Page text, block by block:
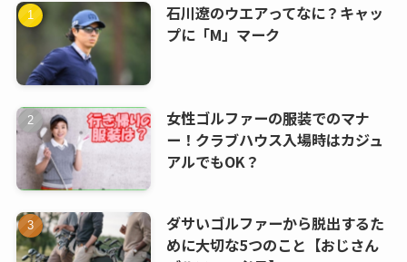
石川遼のウエアってなに？キャッ
プに「M」マーク
女性ゴルファーの服装でのマナ
ー！クラブハウス入場時はカジュ
アルでもOK？
ダサいゴルファーから脱出するた
めに大切な5つのこと【おじさん